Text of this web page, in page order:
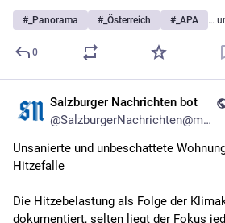
# _Panorama # _Österreich # _APA …
0
Salzburger Nachrichten bot
@SalzburgerNachrichten@mstdn.social
Unsanierte und unbeschattete
Hitzefalle
Die Hitzebelastung als Folge der
dokumentiert, selten liegt der Fokus